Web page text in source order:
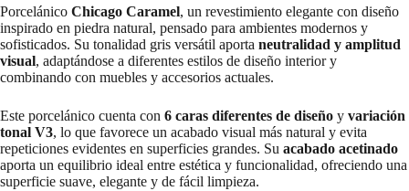
Porcelánico Chicago Caramel, un revestimiento elegante con diseño
inspirado en piedra natural, pensado para ambientes modernos y
sofisticados. Su tonalidad gris versátil aporta neutralidad y amplitud
visual, adaptándose a diferentes estilos de diseño interior y
combinando con muebles y accesorios actuales.
Este porcelánico cuenta con 6 caras diferentes de diseño y variación
tonal V3, lo que favorece un acabado visual más natural y evita
repeticiones evidentes en superficies grandes. Su acabado acetinado
aporta un equilibrio ideal entre estética y funcionalidad, ofreciendo una
superficie suave, elegante y de fácil limpieza.